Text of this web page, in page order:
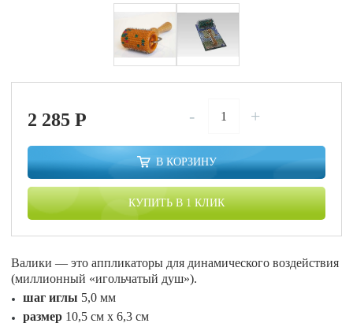
2 285P - +
В КОРЗИНУ
КУПИТЬ В 1 КЛИК
Валики — это аппликаторы для динамического воздействия
(миллионный «игольчатый душ»).
шаг иглы 5,0 мм
размер 10,5 см х 6,3 см